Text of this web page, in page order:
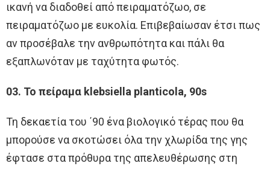
ικανή να διαδοθεί από πειραματόζωο, σε
πειραματόζωο με ευκολία. Επιβεβαίωσαν έτσι πως
αν προσέβαλε την ανθρωπότητα και πάλι θα
εξαπλωνόταν με ταχύτητα φωτός.
03. Το πείραμα klebsiella planticola, 90s
Τη δεκαετία του ΄90 ένα βιολογικό τέρας που θα
μπορούσε να σκοτώσει όλα την χλωρίδα της γης
έφτασε στα πρόθυρα της απελευθέρωσης στη